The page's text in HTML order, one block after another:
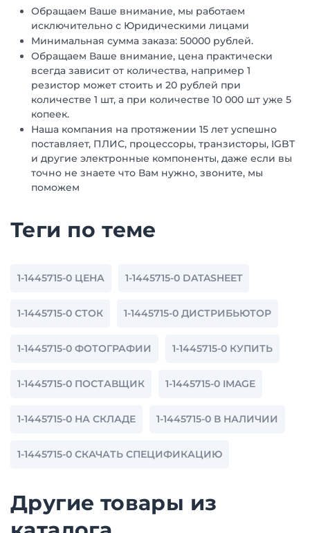
Обращаем Ваше внимание, мы работаем
исключительно с Юридическими лицами
Минимальная сумма заказа: 50000 рублей.
Обращаем Ваше внимание, цена практически
всегда зависит от количества, например 1
резистор может стоить и 20 рублей при
количестве 1 шт, а при количестве 10 000 шт уже 5
копеек.
Наша компания на протяжении 15 лет успешно
поставляет, ПЛИС, процессоры, транзисторы, IGBT
и другие электронные компоненты, даже если вы
точно не знаете что Вам нужно, звоните, мы
поможем
Теги по теме
1-1445715-0 ЦЕНА 1-1445715-0 DATASHEET
1-1445715-0 СТОК 1-1445715-0 ДИСТРИБЬЮТОР
1-1445715-0 ФОТОГРАФИИ 1-1445715-0 КУПИТЬ
1-1445715-0 ПОСТАВЩИК 1-1445715-0 IMAGE
1-1445715-0 НА СКЛАДЕ 1-1445715-0 В НАЛИЧИИ
1-1445715-0 СКАЧАТЬ СПЕЦИФИКАЦИЮ
Другие товары из